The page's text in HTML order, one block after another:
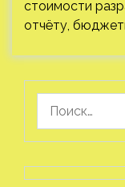
стоимости
отчёту,